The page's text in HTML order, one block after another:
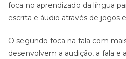
foca no aprendizado da língua
escrita e áudio através de jogos
O segundo foca na fala com
desenvolvem a audição, a fala e